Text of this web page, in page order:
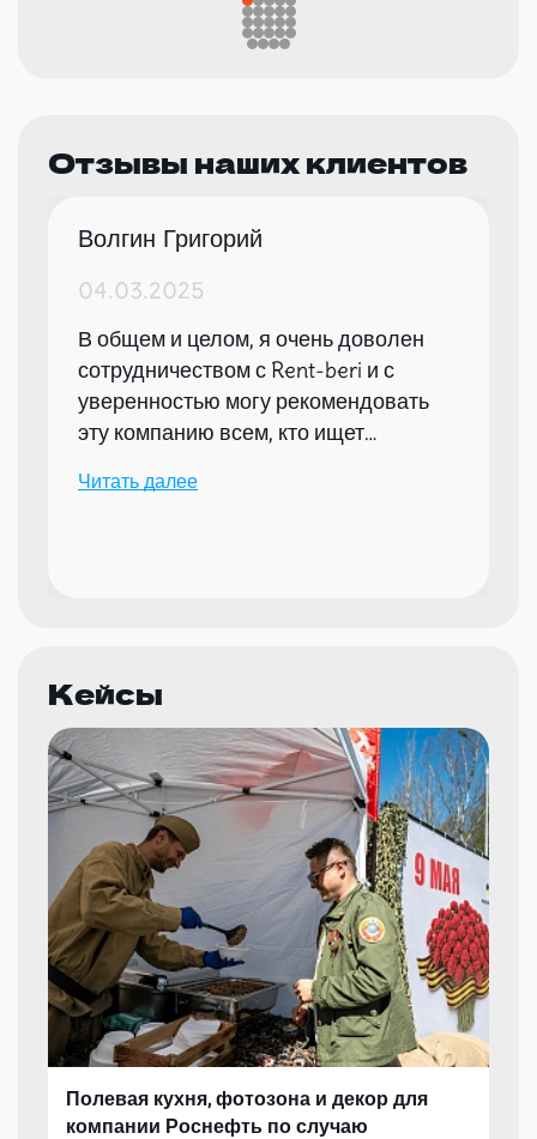
Отзывы наших клиентов
Волгин Григорий
04.03.2025
В общем и целом, я очень доволен
сотрудничеством с Rent-beri и с
уверенностью могу рекомендовать
эту компанию всем, кто ищет
мероприятий.
Читать далее
Кейсы
Полевая кухня, фотозона и декор для
компании Роснефть по случаю